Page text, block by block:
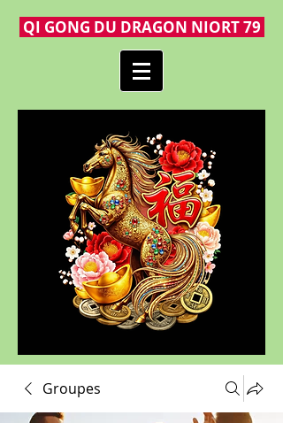
QI GONG DU DRAGON NIORT 79
Groupes